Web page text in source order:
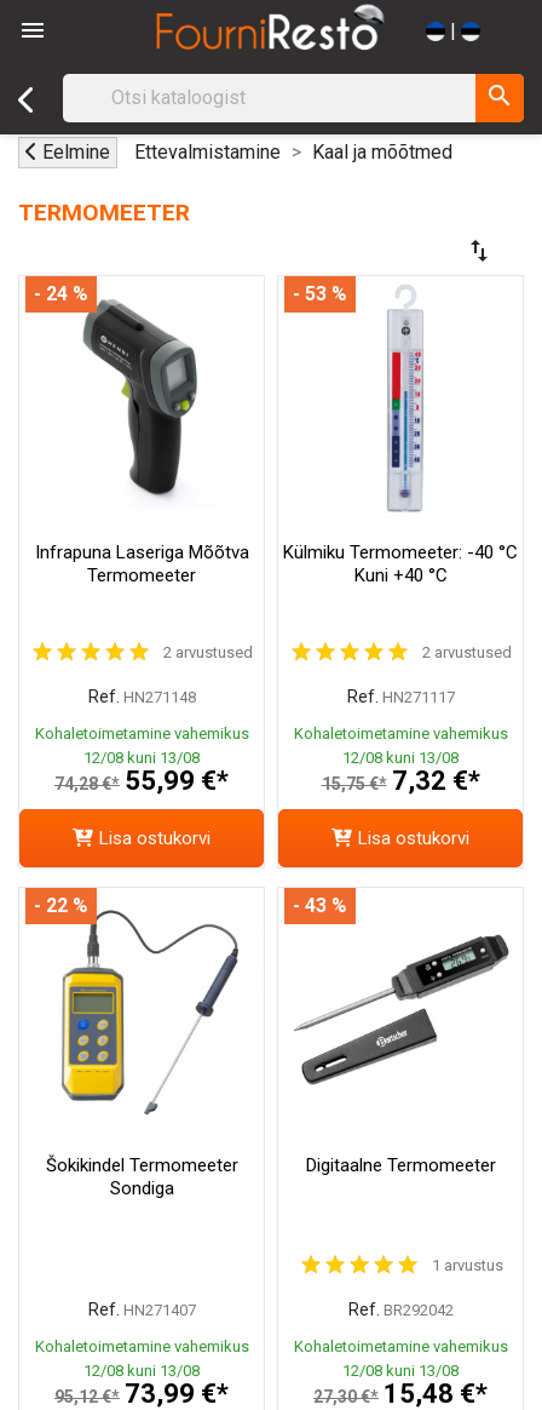
 |
search
Eelmine Ettevalmistamine Kaal ja mõõtmed
TERMOMEETER
swap_vert
Infrapuna Laseriga Mõõtva
Termomeeter
2 arvustused
Ref. HN271148
Kohaletoimetamine vahemikus
12/08 kuni 13/08
74,28 €* 55,99 €*
- 24 %
Lisa ostukorvi
Külmiku Termomeeter: -40 °C
Kuni +40 °C
2 arvustused
Ref. HN271117
Kohaletoimetamine vahemikus
12/08 kuni 13/08
15,75 €* 7,32 €*
- 53 %
Lisa ostukorvi
Šokikindel Termomeeter
Sondiga
Ref. HN271407
Kohaletoimetamine vahemikus
12/08 kuni 13/08
95,12 €* 73,99 €*
- 22 %
Digitaalne Termomeeter
1 arvustus
Ref. BR292042
Kohaletoimetamine vahemikus
12/08 kuni 13/08
27,30 €* 15,48 €*
- 43 %